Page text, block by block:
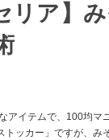
リア】
アイテムで、100均マ
トッカー」ですが、み